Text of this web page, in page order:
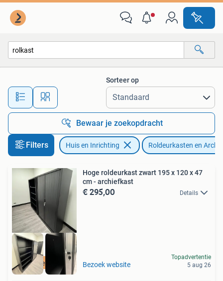
Alle afstanden…
Sorteer op
Bewaar je zoekopdracht
Filters Huis en Inrichting Roldeurkasten en
Nieuw
Hoge roldeurkast zwart 195 x 120 x 47
cm - archiefkast
€ 295,00 Details
Bezoek website
Topadvertentie
5 aug 26